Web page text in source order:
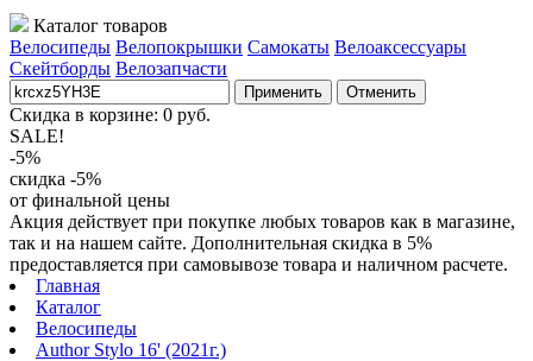
Каталог товаров
Велосипеды Велопокрышки Самокаты Велоаксессуары
Скейтборды Велозапчасти
Применить Отменить
Скидка в корзине: 0 руб.
SALE!
-5%
скидка -5%
от финальной цены
Акция действует при покупке любых товаров как в магазине,
так и на нашем сайте. Дополнительная скидка в 5%
предоставляется при самовывозе товара и наличном расчете.
Главная
Каталог
Велосипеды
Author Stylo 16' (2021г.)